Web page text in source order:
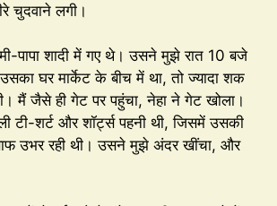
चुदवाने लगी।
पापा शादी में गए थे। उसने मुझे रात 10 बजे
घर मार्केट के बीच में था, तो ज्यादा शक
मैं जैसे ही गेट पर पहुंचा, नेहा ने गेट खोला।
टी-शर्ट और शॉर्ट्स पहनी थी, जिसमें उसकी
उभर रही थी। उसने मुझे अंदर खींचा, और